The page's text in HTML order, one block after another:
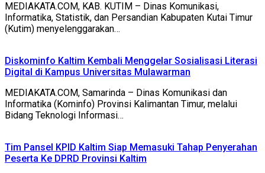
MEDIAKATA.COM, KAB. KUTIM – Dinas Komunikasi,
Informatika, Statistik, dan Persandian Kabupaten Kutai Timur
(Kutim) menyelenggarakan…
Diskominfo Kaltim Kembali Menggelar Sosialisasi Literasi
Digital di Kampus Universitas Mulawarman
MEDIAKATA.COM, Samarinda – Dinas Komunikasi dan
Informatika (Kominfo) Provinsi Kalimantan Timur, melalui
Bidang Teknologi Informasi…
Tim Pansel KPID Kaltim Siap Memasuki Tahap Penyerahan
Peserta Ke DPRD Provinsi Kaltim